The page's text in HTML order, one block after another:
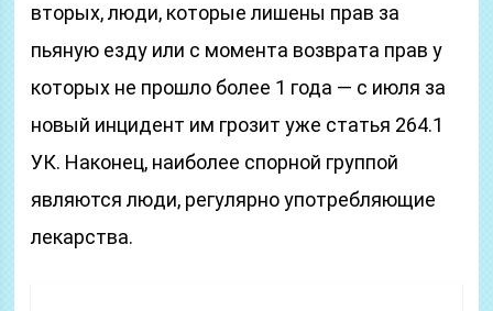
вторых, люди, которые лишены прав за
пьяную езду или с момента возврата прав у
которых не прошло более 1 года — с июля за
новый инцидент им грозит уже статья 264.1
УК. Наконец, наиболее спорной группой
являются люди, регулярно употребляющие
лекарства.